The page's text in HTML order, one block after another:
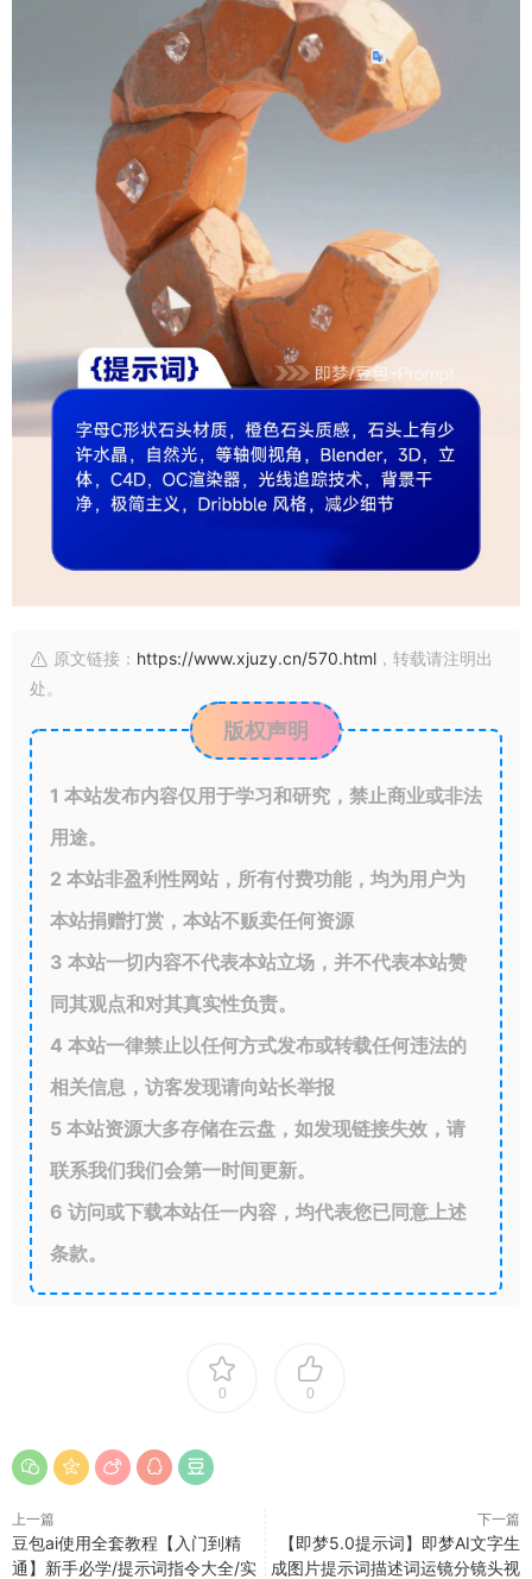
原文链接： https://www.xjuzy.cn/570.html ，转载请注明出
处。
版权声明
1 本站发布内容仅用于学习和研究，禁止商业或非法
用途。
2 本站非盈利性网站，所有付费功能，均为用户为
本站捐赠打赏，本站不贩卖任何资源
3 本站一切内容不代表本站立场，并不代表本站赞
同其观点和对其真实性负责。
4 本站一律禁止以任何方式发布或转载任何违法的
相关信息，访客发现请向站长举报
5 本站资源大多存储在云盘，如发现链接失效，请
联系我们我们会第一时间更新。
6 访问或下载本站任一内容，均代表您已同意上述
条款。
0 0
上一篇
豆包ai使用全套教程【入门到精
通】新手必学/提示词指令大全/实
下一篇
【即梦5.0提示词】即梦AI文字生
成图片提示词描述词运镜分镜头视